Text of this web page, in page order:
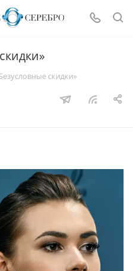
скидки»